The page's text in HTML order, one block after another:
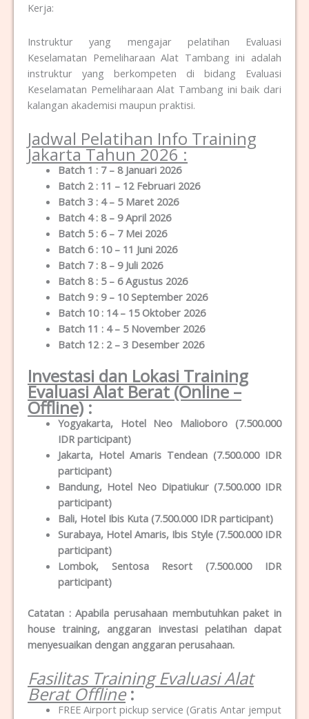
Kerja:
Instruktur yang mengajar pelatihan Evaluasi
Keselamatan Pemeliharaan Alat Tambang ini adalah
instruktur yang berkompeten di bidang Evaluasi
Keselamatan Pemeliharaan Alat Tambang ini baik dari
kalangan akademisi maupun praktisi.
Jadwal Pelatihan Info Training
Jakarta Tahun 2026 :
Batch 1 : 7 – 8 Januari 2026
Batch 2 : 11 – 12 Februari 2026
Batch 3 : 4 – 5 Maret 2026
Batch 4 : 8 – 9 April 2026
Batch 5 : 6 – 7 Mei 2026
Batch 6 : 10 – 11 Juni 2026
Batch 7 : 8 – 9 Juli 2026
Batch 8 : 5 – 6 Agustus 2026
Batch 9 : 9 – 10 September 2026
Batch 10 : 14 – 15 Oktober 2026
Batch 11 : 4 – 5 November 2026
Batch 12 : 2 – 3 Desember 2026
Investasi dan Lokasi Training
Evaluasi Alat Berat (Online –
Offline):
Yogyakarta, Hotel Neo Malioboro (7.500.000
IDR participant)
Jakarta, Hotel Amaris Tendean (7.500.000 IDR
participant)
Bandung, Hotel Neo Dipatiukur (7.500.000 IDR
participant)
Bali, Hotel Ibis Kuta (7.500.000 IDR participant)
Surabaya, Hotel Amaris, Ibis Style (7.500.000 IDR
participant)
Lombok, Sentosa Resort (7.500.000 IDR
participant)
Catatan : Apabila perusahaan membutuhkan paket in
house training, anggaran investasi pelatihan dapat
menyesuaikan dengan anggaran perusahaan.
Fasilitas Training Evaluasi Alat
Berat Offline:
FREE Airport pickup service (Gratis Antar jemput